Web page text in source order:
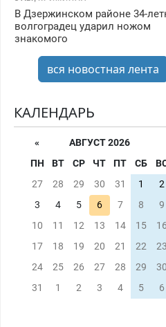
В Дзержинском районе 34-
волгоградец ударил ножом
знакомого
вся новостная лента
КАЛЕНДАРЬ
«
АВГУСТ 2026
ПН
ВТ СР ЧТ ПТ СБ
27
28 29 30 31 1
2
3
4 5 6 7 8
9
10
11 12 13 14 15
16
17
18 19 20 21 22
23
24
25 26 27 28 29
30
31
1 2 3 4 5 6